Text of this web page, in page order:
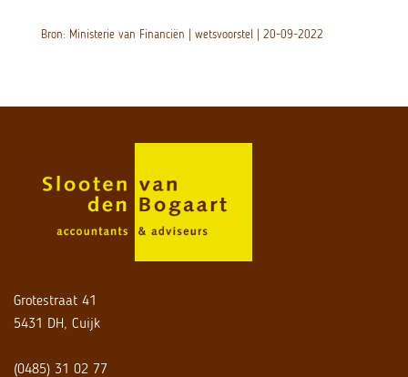
Bron: Ministerie van Financiën | wetsvoorstel | 20-09-2022
Grotestraat 41
5431 DH, Cuijk
(0485) 31 02 77